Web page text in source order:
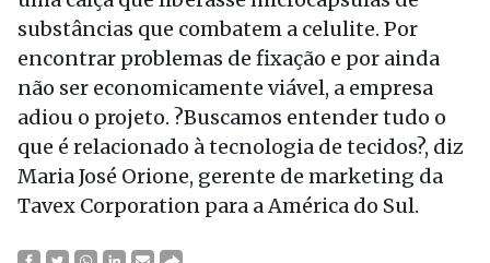
substâncias que combatem a celulite. Por
encontrar problemas de fixação e por ainda
não ser economicamente viável, a empresa
adiou o projeto. ?Buscamos entender tudo o
que é relacionado à tecnologia de tecidos?, diz
Maria José Orione, gerente de marketing da
Tavex Corporation para a América do Sul.